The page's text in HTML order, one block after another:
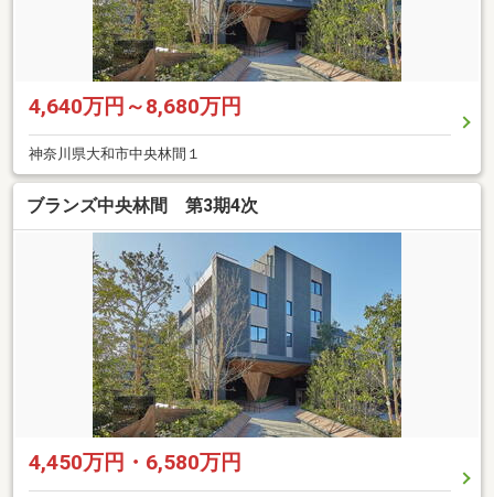
4,640万円～8,680万円
神奈川県大和市中央林間１
ブランズ中央林間 第3期4次
4,450万円・6,580万円